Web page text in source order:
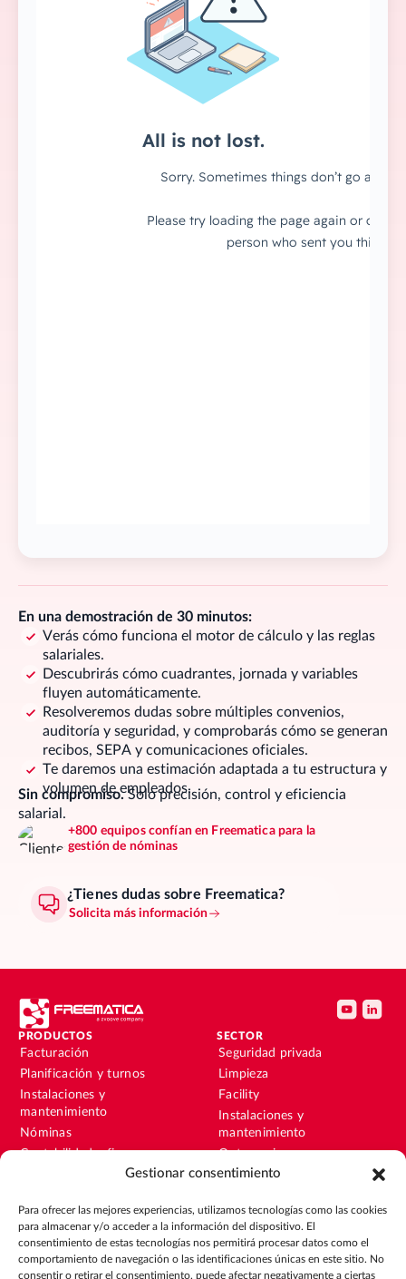
Gestionar consentimiento
Para ofrecer las mejores experiencias, utilizamos tecnologías como las cookies
para almacenar y/o acceder a la información del dispositivo. El
consentimiento de estas tecnologías nos permitirá procesar datos como el
comportamiento de navegación o las identificaciones únicas en este sitio. No
consentir o retirar el consentimiento, puede afectar negativamente a ciertas
En una demostración de 30 minutos:
Verás cómo funciona el motor de cálculo y las reglas
salariales.
Descubrirás cómo cuadrantes, jornada y variables
fluyen automáticamente.
Resolveremos dudas sobre múltiples convenios,
auditoría y seguridad, y comprobarás cómo se generan
recibos, SEPA y comunicaciones oficiales.
Te daremos una estimación adaptada a tu estructura y
volumen de empleados.
Sin compromiso.Solo precisión, control y eficiencia
salarial.
+800 equipos confían en Freematica para la
gestión de nóminas
¿Tienes dudas sobre Freematica?
Solicita más información
PRODUCTOS
Facturación
Planificación y turnos
Instalaciones y
mantenimiento
Nóminas
Contabilidad y finanzas
SECTOR
Seguridad privada
Limpieza
Facility
Instalaciones y
mantenimiento
Outsourcing
Eventos
Guías
Sobre nosotros
Únete al equipo